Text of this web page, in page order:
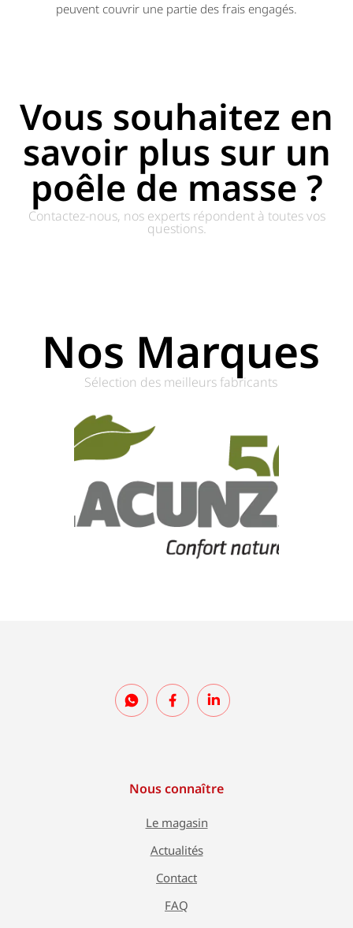
peuvent couvrir une partie des frais engagés.
Vous souhaitez en
savoir plus sur un
poêle de masse ?
Contactez-nous, nos experts répondent à toutes vos
questions.
Nos Marques
Sélection des meilleurs fabricants
Nous connaître
Le magasin
Actualités
Contact
FAQ